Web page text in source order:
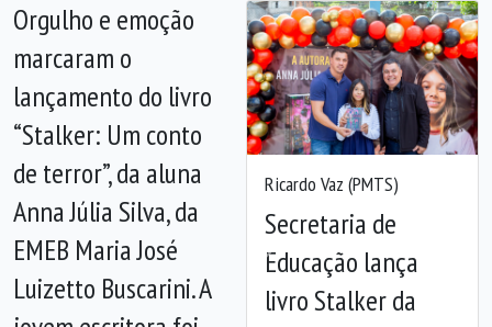
Ricardo Vaz (PMTS)
Secretaria de
Educação lança
livro Stalker da
Anterior
Orgulho e emoção
marcaram o
lançamento do livro
“Stalker: Um conto
de terror”, da aluna
Anna Júlia Silva, da
EMEB Maria José
Luizetto Buscarini. A